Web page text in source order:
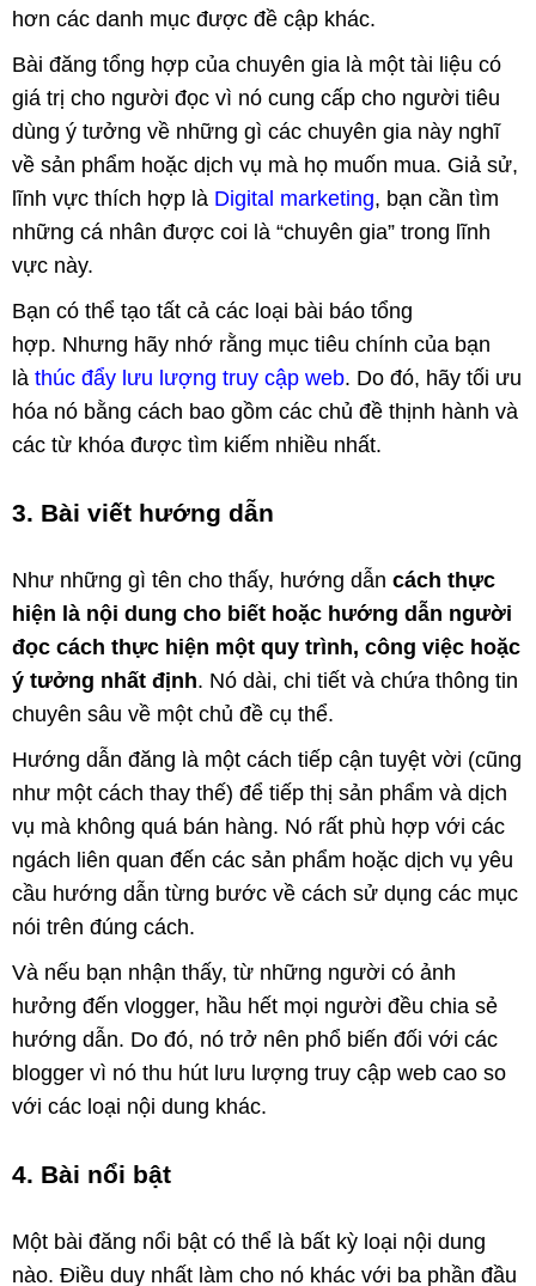
hơn các danh mục được đề cập khác.
Bài đăng tổng hợp của chuyên gia là một tài liệu có
giá trị cho người đọc vì nó cung cấp cho người tiêu
dùng ý tưởng về những gì các chuyên gia này nghĩ
về sản phẩm hoặc dịch vụ mà họ muốn mua. Giả sử,
lĩnh vực thích hợp là Digital marketing, bạn cần tìm
những cá nhân được coi là “chuyên gia” trong lĩnh
vực này.
Bạn có thể tạo tất cả các loại bài báo tổng
hợp. Nhưng hãy nhớ rằng mục tiêu chính của bạn
là thúc đẩy lưu lượng truy cập web. Do đó, hãy tối ưu
hóa nó bằng cách bao gồm các chủ đề thịnh hành và
các từ khóa được tìm kiếm nhiều nhất.
3. Bài viết hướng dẫn
Như những gì tên cho thấy, hướng dẫn cách thực
hiện là nội dung cho biết hoặc hướng dẫn người
đọc cách thực hiện một quy trình, công việc hoặc
ý tưởng nhất định. Nó dài, chi tiết và chứa thông tin
chuyên sâu về một chủ đề cụ thể.
Hướng dẫn đăng là một cách tiếp cận tuyệt vời (cũng
như một cách thay thế) để tiếp thị sản phẩm và dịch
vụ mà không quá bán hàng. Nó rất phù hợp với các
ngách liên quan đến các sản phẩm hoặc dịch vụ yêu
cầu hướng dẫn từng bước về cách sử dụng các mục
nói trên đúng cách.
Và nếu bạn nhận thấy, từ những người có ảnh
hưởng đến vlogger, hầu hết mọi người đều chia sẻ
hướng dẫn. Do đó, nó trở nên phổ biến đối với các
blogger vì nó thu hút lưu lượng truy cập web cao so
với các loại nội dung khác.
4. Bài nổi bật
Một bài đăng nổi bật có thể là bất kỳ loại nội dung
nào. Điều duy nhất làm cho nó khác với ba phần đầu